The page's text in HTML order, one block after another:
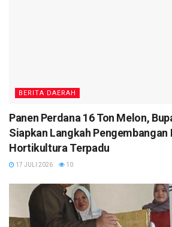
BERITA DAERAH
Panen Perdana 16 Ton Melon,
Siapkan Langkah Pengembangan
Hortikultura Terpadu
17 JULI 2026 10